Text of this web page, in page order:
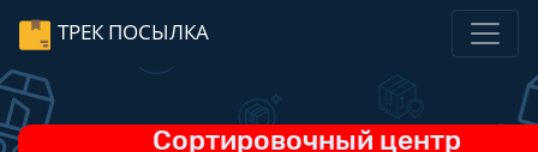
ТРЕК ПОСЫЛКА
Сортировочный центр